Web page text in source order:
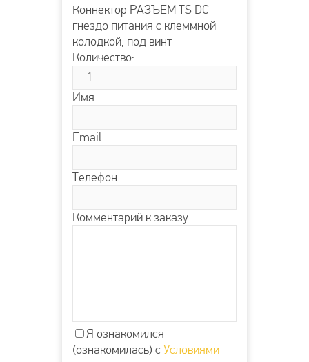
Коннектор РАЗЪЕМ TS DC
гнездо питания с клеммной
колодкой, под винт
Количество:
Имя
Email
Телефон
Комментарий к заказу
Я ознакомился
(ознакомилась) с Условиями